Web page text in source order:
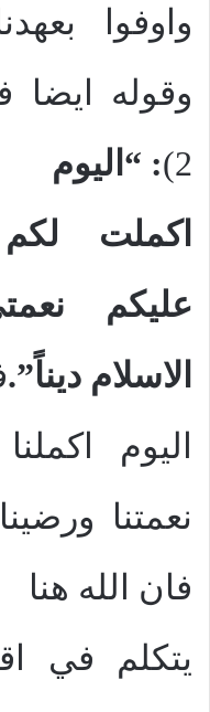
واوفوا
وقوله ايضا
2) : “اليوم
اكملت
عليكم
الاسلام ديناً”.
اليوم
نعمتنا
فان الله هنا
يتكلم في